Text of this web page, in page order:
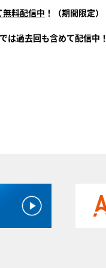
料配信中 ！（期間限定）
は過去回も含めて配信中！